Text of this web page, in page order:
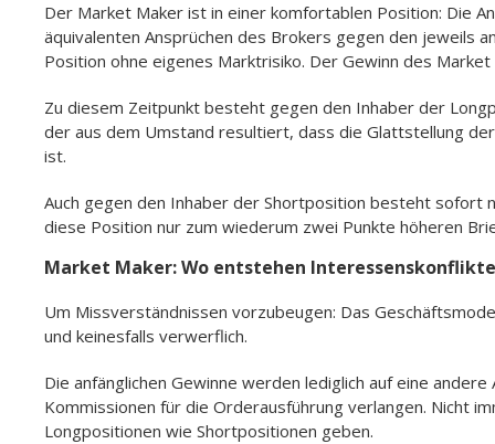
Der Market Maker ist in einer komfortablen Position: Die
äquivalenten Ansprüchen des Brokers gegen den jeweils
Position ohne eigenes Marktrisiko. Der Gewinn des
Zu diesem Zeitpunkt besteht gegen den Inhaber der
der aus dem Umstand resultiert, dass die Glattstellung
ist.
Auch gegen den Inhaber der Shortposition besteht sofort
diese Position nur zum wiederum zwei Punkte höheren
Market Maker: Wo entstehen
Um Missverständnissen vorzubeugen: Das
und keinesfalls verwerflich.
Die anfänglichen Gewinne werden lediglich auf eine
Kommissionen für die Orderausführung verlangen. Nicht
Longpositionen wie Shortpositionen geben.